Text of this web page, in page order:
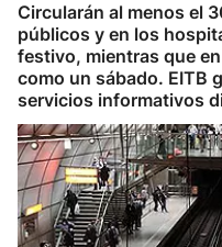
Circularán al menos el
públicos y en los
festivo, mientras que
como un sábado. EITB
servicios informativos